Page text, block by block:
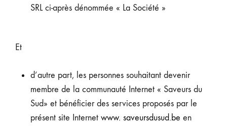
SRL ci-après dénommée « La Société »
Et
d’autre part, les personnes souhaitant devenir
membre de la communauté Internet « Saveurs du
Sud» et bénéficier des services proposés par le
présent site Internet www. saveursdusud.be en